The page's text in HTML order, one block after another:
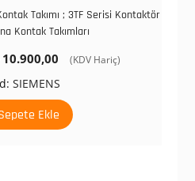
Takımı ; 3TF Serisi Kontaktör
Kontak Takımları
Şu
₺ 10.900,00.
(KDV Hariç)
SIEMENS
Ekle